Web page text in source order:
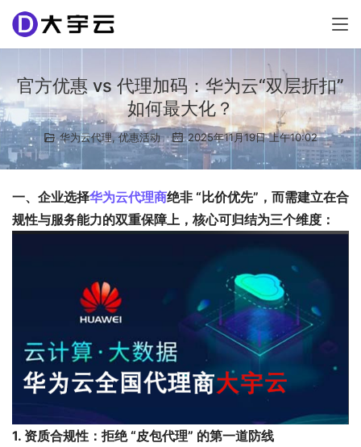
官方优惠 vs 代理加码：华为云“双层折扣”
如何最大化？
华为云代理,优惠活动 2025年11月19日 上午10:02
一、企业选择华为云代理商绝非 “比价优先”，而需建立在合
规性与服务能力的双重保障上，核心可归结为三个维度：
1. 资质合规性：拒绝 “皮包代理” 的第一道防线